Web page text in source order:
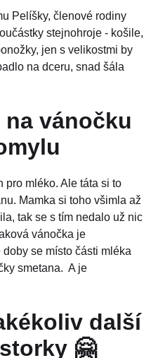
Pelíšky, členové rodiny
stejnohroje - košile,
jen s velikostmi by
na dceru, snad šála
vánočku
pro mléko. Ale táta si to
Mamka si toho všimla až
tak se s tím nedalo už nic
vánočka je
se místo části mléka
smetana. A je
další
🤗